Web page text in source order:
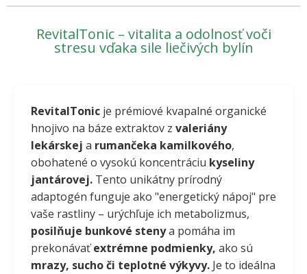
RevitalTonic – vitalita a odolnosť voči
stresu vďaka sile liečivých bylín
RevitalTonic je prémiové kvapalné organické
hnojivo na báze extraktov z valeriány
lekárskej a rumančeka kamilkového,
obohatené o vysokú koncentráciu kyseliny
jantárovej. Tento unikátny prírodný
adaptogén funguje ako "energetický nápoj" pre
vaše rastliny – urýchľuje ich metabolizmus,
posilňuje bunkové stenya pomáha im
prekonávaťextrémne podmienky, ako sú
mrazy, sucho či teplotné výkyvy. Je to ideálna